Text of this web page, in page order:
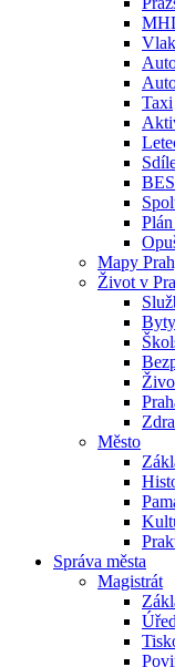
Taxi
Mapy
Život v
Byty
Město
Správa města
Magistrát